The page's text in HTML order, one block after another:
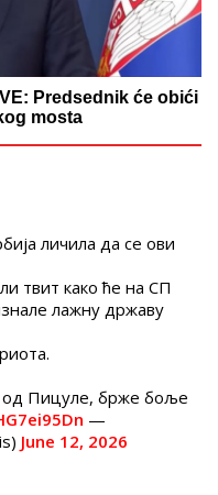
Predsednik će obići
mosta
личила да се ови
твит како ће на СП
лажну државу
од Пицуле, брже боље
—
June 12, 2026